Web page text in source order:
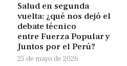
Salud en segunda
vuelta: ¿qué nos dejó el
debate técnico
entre Fuerza Popular y
Juntos por el Perú?
25 de mayo de 2026